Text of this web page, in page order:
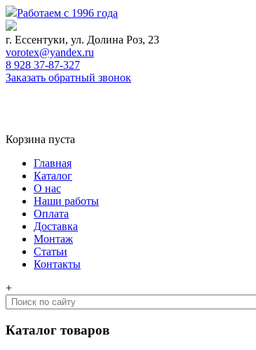
Работаем с 1996 года
г. Ессентуки, ул. Долина Роз, 23
vorotex@yandex.ru
8 928 37-87-327
Заказать обратный звонок
Корзина пуста
Главная
Каталог
О нас
Наши работы
Оплата
Доставка
Монтаж
Статьи
Контакты
+
Каталог товаров